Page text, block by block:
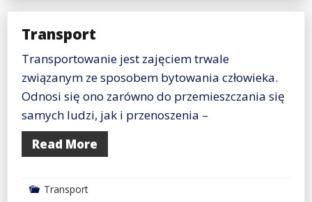
Transport
Transportowanie jest zajęciem trwale
związanym ze sposobem bytowania człowieka.
Odnosi się ono zarówno do przemieszczania się
samych ludzi, jak i przenoszenia –
Read More
Transport